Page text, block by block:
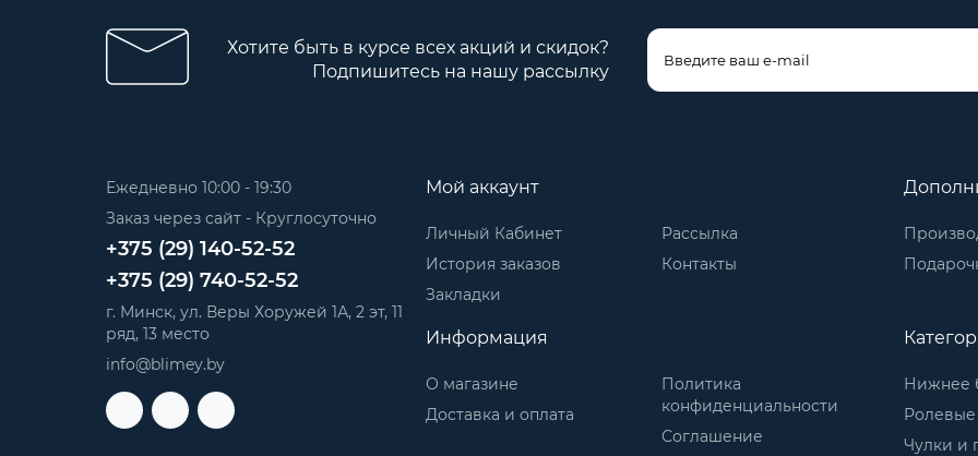
Хотите быть в курсе всех акций и скидок?
Подпишитесь на нашу рассылку
Ежедневно 10:00 - 19:30
Заказ через сайт - Круглосуточно
+375 (29) 140-52-52
+375 (29) 740-52-52
г. Минск, ул. Веры Хоружей 1А, 2 эт, 11
ряд, 13 место
info@blimey.by
Мой аккаунт
Личный Кабинет
История заказов
Закладки
Рассылка
Контакты
Информация
О магазине
Доставка и оплата
Политика
конфиденциальности
Соглашение
Нижнее
Чулки и